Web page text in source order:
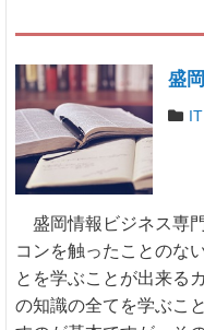
盛
盛岡情報ビジネス専
コンを触ったことのな
とを学ぶことが出来る
の知識の全てを学ぶこ